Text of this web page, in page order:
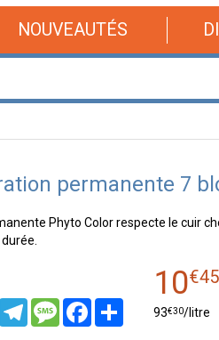
NOUVEAUTÉS
permanente 7
Phyto Color respecte le cuir
TelegramMessageFacebookPartager
10€45
93€30/litre